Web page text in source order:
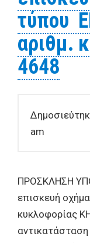
τύπου
αριθμ.
4648
am
ΠΡΟΣΚΛΗΣΗ
επισκευή
κυκλοφορίας